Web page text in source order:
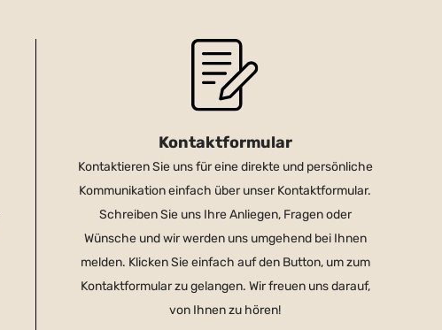
Kontaktformular
Kontaktieren Sie uns für eine direkte und persönliche
Kommunikation einfach über unser Kontaktformular.
Schreiben Sie uns Ihre Anliegen, Fragen oder
Wünsche und wir werden uns umgehend bei Ihnen
melden. Klicken Sie einfach auf den Button, um zum
Kontaktformular zu gelangen. Wir freuen uns darauf,
von Ihnen zu hören!